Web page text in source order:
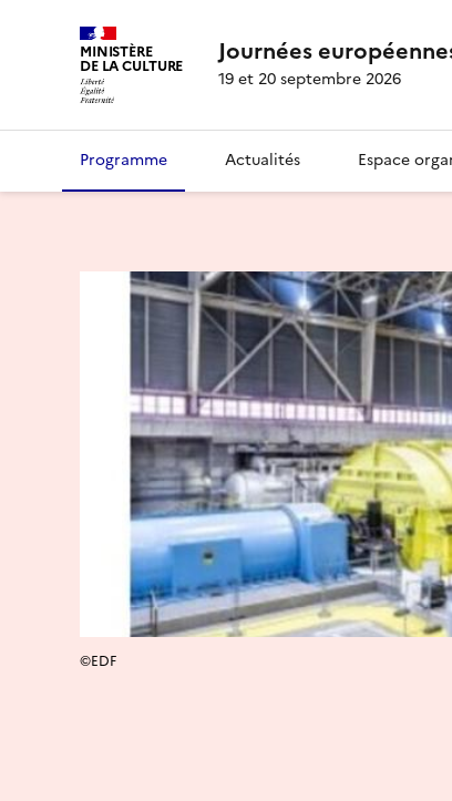
MINISTÈRE
DE LA CULTURE Journées
19 et 20 septembre 2026
Programme Actualités Espace
©EDF